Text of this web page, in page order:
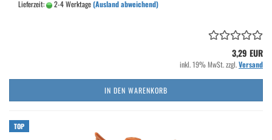
Lieferzeit: 2-4 Werktage(Ausland abweichend)
3,29 EUR
inkl. 19% MwSt. zzgl.Versand
IN DEN WARENKORB
TOP